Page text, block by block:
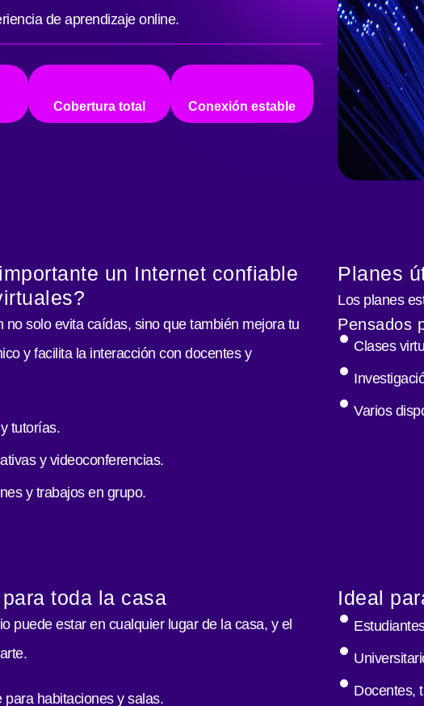
de aprendizaje online.
Cobertura total Conexión estable
un Internet confiable
no solo evita caídas, sino que también mejora tu
y facilita la interacción con docentes y
tutorías.
y videoconferencias.
y trabajos en grupo.
Planes
Los planes
Pensados
Clases
Varios
toda la casa
puede estar en cualquier lugar de la casa, y el
para habitaciones y salas.
Ideal
Docentes,